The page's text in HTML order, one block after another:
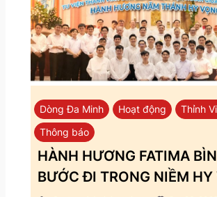
Dòng Đa Minh Hoạt động
Thỉnh
Thông báo
HÀNH HƯƠNG FATIMA
BƯỚC ĐI TRONG NIỀM HY